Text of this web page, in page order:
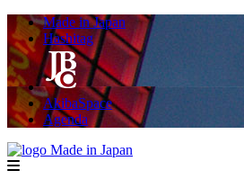
Made in Japan
Hashitag
AkibaSpace
Agenda
menu